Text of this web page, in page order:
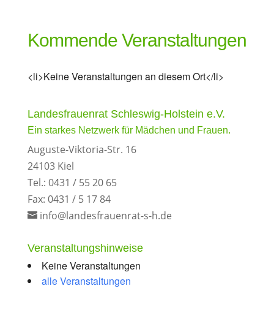
Kommende Veranstaltungen
<li>Keine Veranstaltungen an diesem Ort</li>
Landesfrauenrat Schleswig-Holstein e.V.
Ein starkes Netzwerk für Mädchen und Frauen.
Auguste-Viktoria-Str. 16
24103 Kiel
Tel.: 0431 / 55 20 65
Fax: 0431 / 5 17 84
info@landesfrauenrat-s-h.de
Veranstaltungshinweise
Keine Veranstaltungen
alle Veranstaltungen